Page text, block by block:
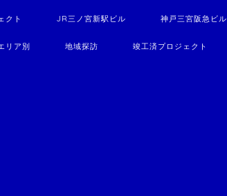
クト JR三ノ宮新駅ビル 神戸三宮阪急ビル
リア別 地域探訪 竣工済プロジェクト